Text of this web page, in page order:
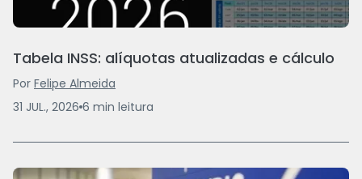
Tabela INSS: alíquotas atualizadas e cálculo
Por Felipe Almeida
31 JUL., 2026 6 min leitura